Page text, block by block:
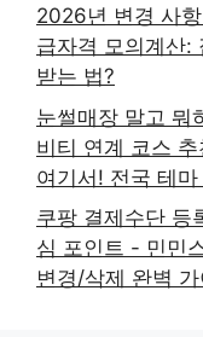
2026년 변경 사
급자격 모의계산:
받는 법?
눈썰매장 말고 뭐
비티 연계 코스 추
여기서! 전국 테
쿠팡 결제수단 등
심 포인트 - 민민
변경/삭제 완벽